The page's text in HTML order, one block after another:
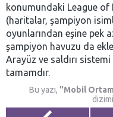
konumundaki League of
(haritalar, şampiyon
oyunlarından eşine pek
şampiyon havuzu da
Arayüz ve saldırı
tamamdır.
Bu yazı, "Mobil